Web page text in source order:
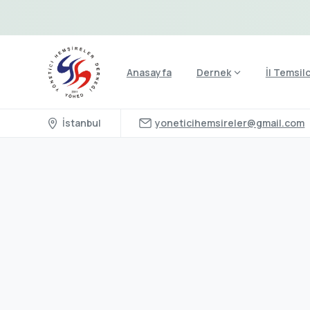
Anasayfa Dernek İl
İstanbul yoneticihemsireler@gmail.com